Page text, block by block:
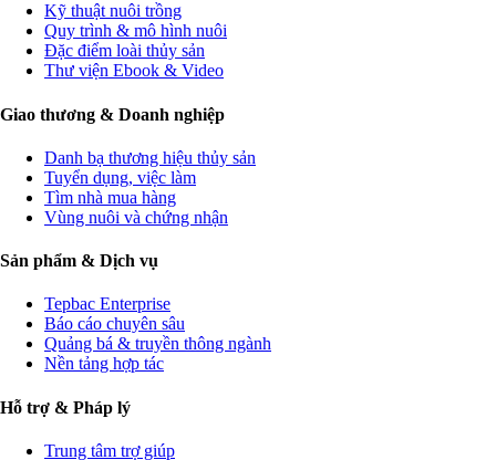
Kỹ thuật nuôi trồng
Quy trình & mô hình nuôi
Đặc điểm loài thủy sản
Thư viện Ebook & Video
Giao thương & Doanh nghiệp
Danh bạ thương hiệu thủy sản
Tuyển dụng, việc làm
Tìm nhà mua hàng
Vùng nuôi và chứng nhận
Sản phẩm & Dịch vụ
Tepbac Enterprise
Báo cáo chuyên sâu
Quảng bá & truyền thông ngành
Nền tảng hợp tác
Hỗ trợ & Pháp lý
Trung tâm trợ giúp